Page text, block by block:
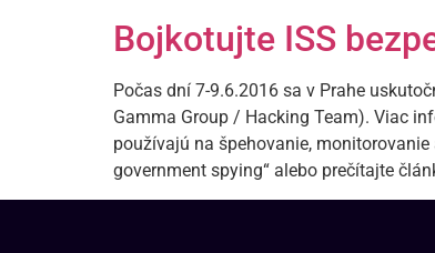
Bojkotujte ISS
Počas dní 7-9.6.2016 sa v Prahe
Gamma Group / Hacking Team). Viac
používajú na špehovanie,
government spying“ alebo prečítajte